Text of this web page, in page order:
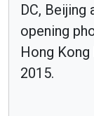
DC, Beijing
opening
Hong
2015.